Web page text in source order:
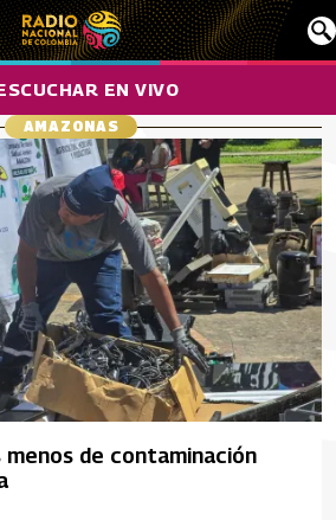
EN VIVO
AMAZONAS
de contaminación